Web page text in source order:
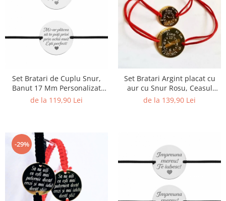
Set Bratari de Cuplu Snur,
Banut 17 Mm Personalizat
Gravura cu Mesaj Argint 925
de la 119,90 Lei
Set Bratari Argint placat cu
aur cu Snur Rosu, Ceasul
Bebelusului, Banut 19 & 14
de la 139,90 Lei
-29%